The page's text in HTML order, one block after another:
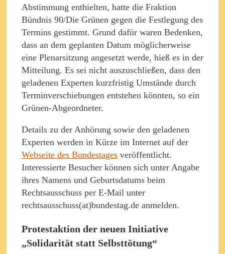
Abstimmung enthielten, hatte die Fraktion
Bündnis 90/Die Grünen gegen die Festlegung des
Termins gestimmt. Grund dafür waren Bedenken,
dass an dem geplanten Datum möglicherweise
eine Plenarsitzung angesetzt werde, hieß es in der
Mitteilung. Es sei nicht auszuschließen, dass den
geladenen Experten kurzfristig Umstände durch
Terminverschiebungen entstehen könnten, so ein
Grünen-Abgeordneter.
Details zu der Anhörung sowie den geladenen
Experten werden in Kürze im Internet auf der
Webseite des Bundestages veröffentlicht.
Interessierte Besucher können sich unter Angabe
ihres Namens und Geburtsdatums beim
Rechtsausschuss per E-Mail unter
rechtsausschuss(at)bundestag.de anmelden.
Protestaktion der neuen Initiative
„Solidarität statt Selbsttötung“